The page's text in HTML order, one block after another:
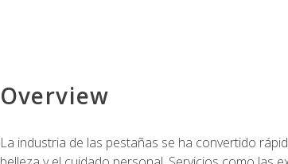
Overview
La industria de las pestañas se ha convertido